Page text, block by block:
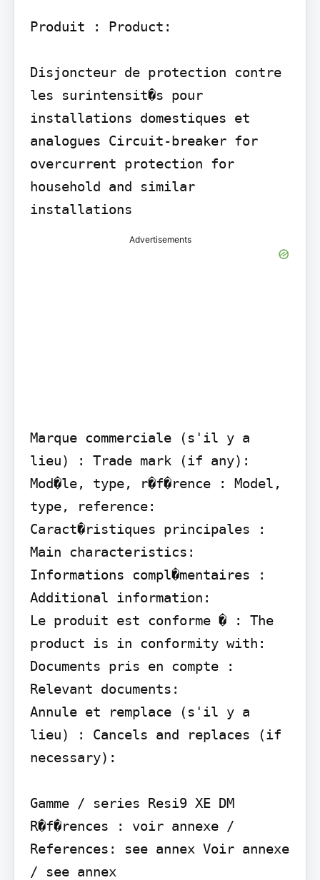
Produit : Product:
Disjoncteur de protection contre
les surintensit�s pour
installations domestiques et
analogues Circuit-breaker for
overcurrent protection for
household and similar
Advertisements
Marque commerciale (s'il y a
lieu) : Trade mark (if any):
Mod�le, type, r�f�rence : Model,
type, reference:
Caract�ristiques principales :
Main characteristics:
Informations compl�mentaires :
Additional information:
Le produit est conforme � : The
product is in conformity with:
Documents pris en compte :
Relevant documents:
Annule et remplace (s'il y a
lieu) : Cancels and replaces (if
necessary):
Gamme / series Resi9 XE DM
R�f�rences : voir annexe /
References: see annex Voir annexe
/ see annex